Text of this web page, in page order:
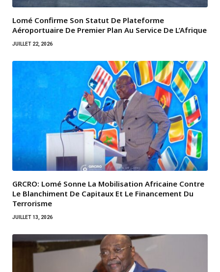
Lomé Confirme Son Statut De Plateforme
Aéroportuaire De Premier Plan Au Service De L’Afrique
JUILLET 22, 2026
GRCRO: Lomé Sonne La Mobilisation Africaine Contre
Le Blanchiment De Capitaux Et Le Financement Du
Terrorisme
JUILLET 13, 2026